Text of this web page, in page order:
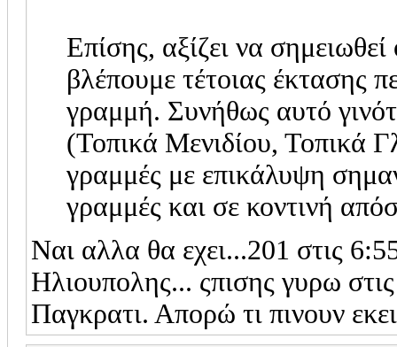
Επίσης, αξίζει να
βλέπουμε τέτοιας έκτασης
γραμμή. Συνήθως αυτό
(Τοπικά Μενιδίου, Τοπικά
γραμμές με επικάλυψη
γραμμές και σε κοντινή
Nαι αλλα θα εχει...201 στις
Ηλιουπολης... ςπισης γυρω
Παγκρατι. Απορώ τι πινουν